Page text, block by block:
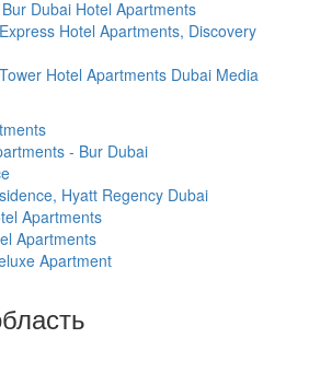
Dubai Hotel Apartments
Hotel Apartments, Discovery
Hotel Apartments Dubai Media
- Bur Dubai
Hyatt Regency Dubai
Apartments
Apartments
Apartment